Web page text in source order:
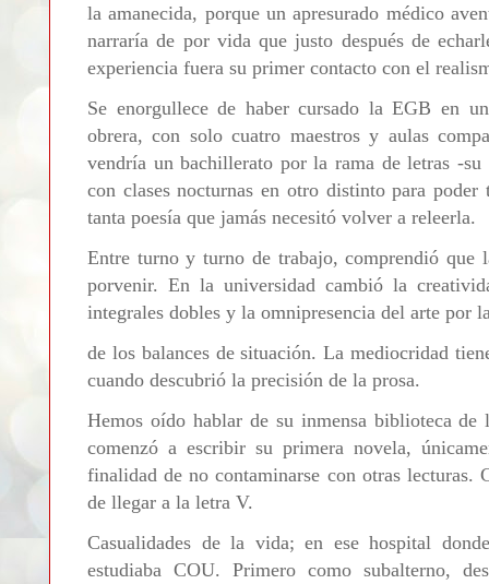
la amanecida, porque un apresurado médico
narraría de por vida que justo después de
experiencia fuera su primer contacto con el
Se enorgullece de haber cursado la EGB en
obrera, con solo cuatro maestros y aulas
vendría un bachillerato por la rama de letras -
con clases nocturnas en otro distinto para poder
tanta poesía que jamás necesitó volver a releerla.
Entre turno y turno de trabajo, comprendió que
porvenir. En la universidad cambió la
integrales dobles y la omnipresencia del arte por
de los balances de situación. La mediocridad
cuando descubrió la precisión de la prosa.
Hemos oído hablar de su inmensa biblioteca de
comenzó a escribir su primera novela,
finalidad de no contaminarse con otras lecturas.
de llegar a la letra V.
Casualidades de la vida; en ese hospital
estudiaba COU. Primero como subalterno,